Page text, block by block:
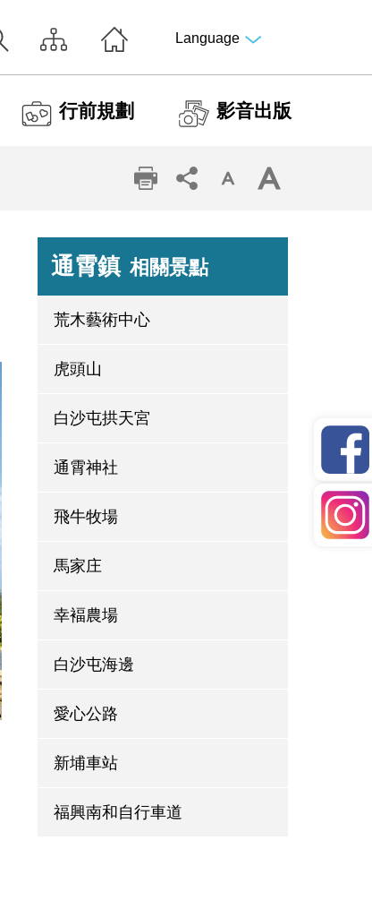
Language
行前規劃 影音出版
通霄鎮 相關景點
荒木藝術中心
虎頭山
白沙屯拱天宮
通霄神社
飛牛牧場
馬家庄
幸褔農場
白沙屯海邊
愛心公路
新埔車站
福興南和自行車道